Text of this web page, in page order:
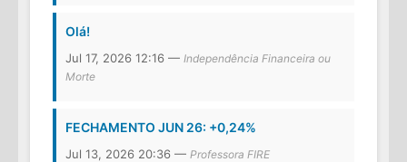
Olá!
Jul 17, 2026 12:16 — Independência Financeira ou
Morte
FECHAMENTO JUN 26: +0,24%
Jul 13, 2026 20:36 — Professora FIRE